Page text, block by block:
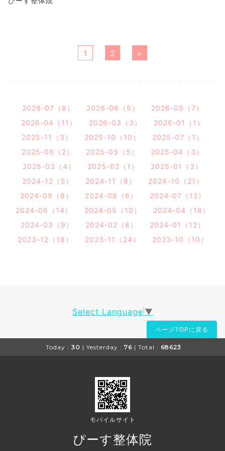
1 2 »
2026-07（8） 2026-06（5）
2026-05（7）
2026-04（11）
2026-03（3）
2026-01（1）
2025-11（3）
2025-10（10）
2025-07（1）
2025-06（2）
2025-05（5）
2025-04（3）
2025-03（4）
2025-02（1）
2025-01（3）
2024-12（5）
2024-11（8）
2024-10（21）
2024-09（8）
2024-08（6）
2024-07（12）
2024-06（14）
2024-05（10）
2024-04（18）
2024-03（9）
2024-02（8）
2024-01（12）
2023-12（18）
2023-11（24） 2023-10（10）
Select Language ▼
ページTOPに戻る
Today : 30 | Yesterday : 76 | Total : 68623
モバイルサイト
ぴーす整体院